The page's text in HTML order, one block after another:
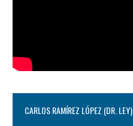
CARLOS RAMÍREZ LÓPEZ (DR. LEY)